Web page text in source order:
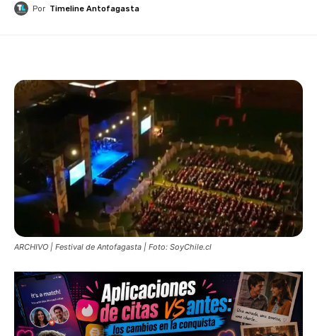
Por Timeline Antofagasta
ARCHIVO | Festival de Antofagasta | Foto: SoyChile.cl